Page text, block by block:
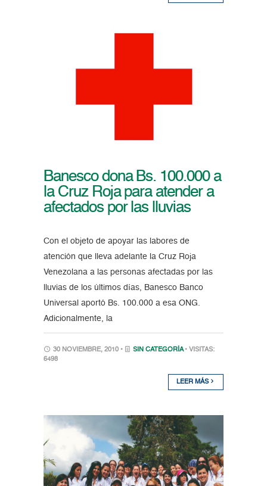
Banesco dona Bs. 100.000 a
la Cruz Roja para atender a
afectados por las lluvias
Con el objeto de apoyar las labores de
atención que lleva adelante la Cruz Roja
Venezolana a las personas afectadas por las
lluvias de los últimos días, Banesco Banco
Universal aportó Bs. 100.000 a esa ONG.
Adicionalmente, la
30 NOVIEMBRE, 2010 • SIN CATEGORÍA • VISITAS:
6498
LEER MÁS